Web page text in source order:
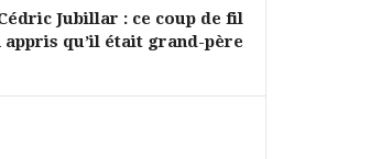
Jubillar : ce coup de fil
appris qu’il était grand-père